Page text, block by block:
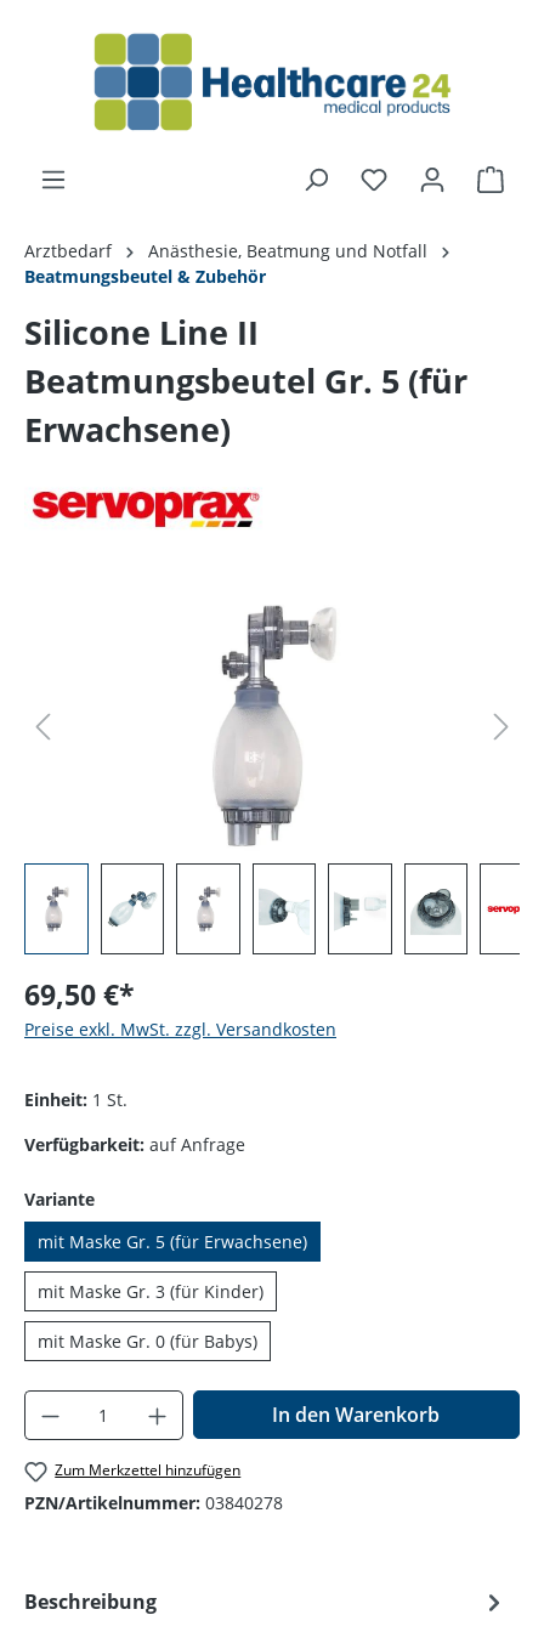
Arztbedarf
Anästhesie, Beatmung und Notfall
Beatmungsbeutel & Zubehör
Silicone Line II
Beatmungsbeutel Gr. 5 (für
Erwachsene)
69,50 €*
Preise exkl. MwSt. zzgl. Versandkosten
Einheit: 1 St.
Verfügbarkeit: auf Anfrage
Varianteauswählen
mit Maske Gr. 5 (für Erwachsene)
mit Maske Gr. 3 (für Kinder)
mit Maske Gr. 0 (für Babys)
Produkt Anzahl: Gib den gewünschten
In den Warenkorb
Zum Merkzettel hinzufügen
PZN/Artikelnummer: 03840278
Beschreibung